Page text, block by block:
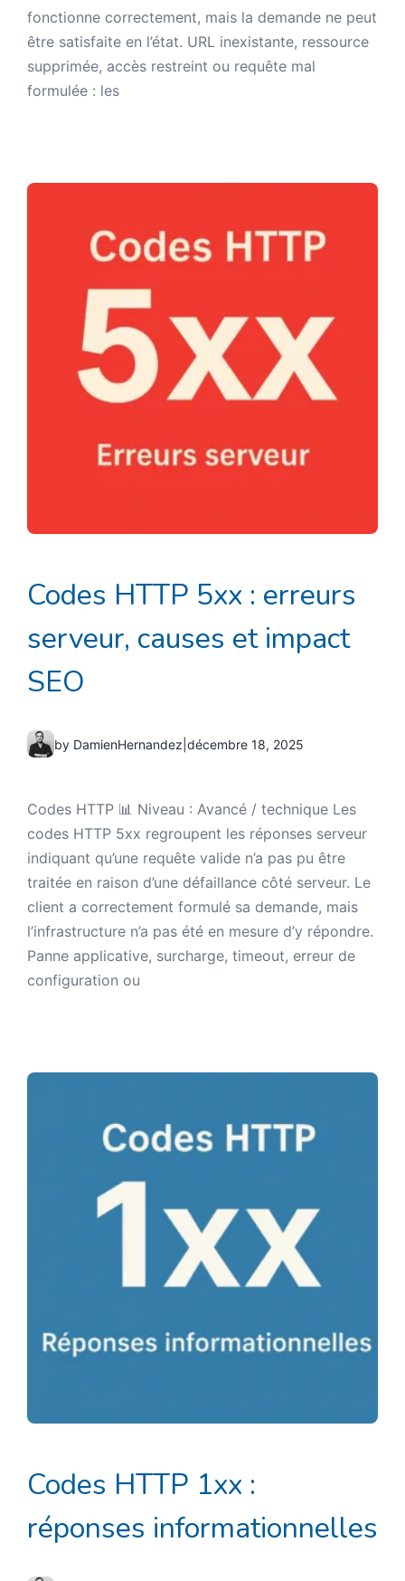
fonctionne correctement, mais la demande ne peut
être satisfaite en l’état. URL inexistante, ressource
supprimée, accès restreint ou requête mal
formulée : les
Codes HTTP 5xx : erreurs
serveur, causes et impact
SEO
by DamienHernandez décembre 18, 2025
Codes HTTP 📊 Niveau : Avancé / technique Les
codes HTTP 5xx regroupent les réponses serveur
indiquant qu’une requête valide n’a pas pu être
traitée en raison d’une défaillance côté serveur. Le
client a correctement formulé sa demande, mais
l’infrastructure n’a pas été en mesure d’y répondre.
Panne applicative, surcharge, timeout, erreur de
configuration ou
Codes HTTP 1xx :
réponses informationnelles